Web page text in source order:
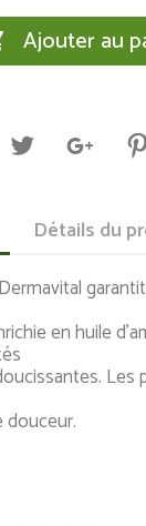
Ajouter au
Détails du
en huile